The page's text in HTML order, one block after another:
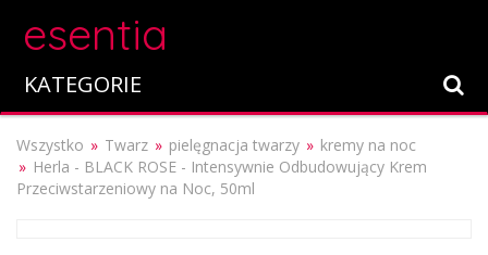
esentia
KATEGORIE
Wszystko Twarz pielęgnacja twarzy
kremy na noc
Herla - BLACK ROSE - Intensywnie Odbudowujący Krem
Przeciwstarzeniowy na Noc, 50ml